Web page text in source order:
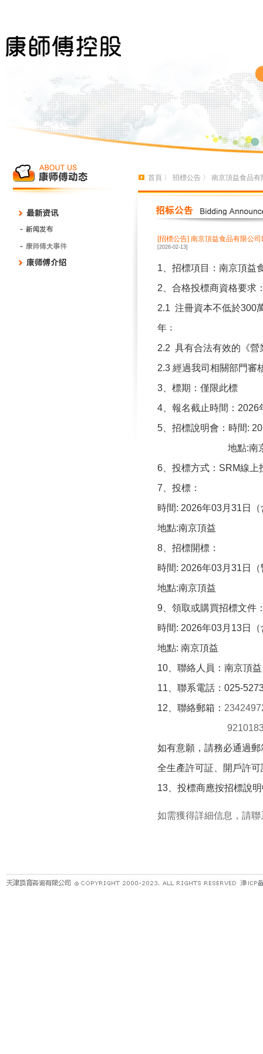
首頁 〉 招標公告 〉 南京頂益食品
[招標公告] 南京頂益食品有限公
[2026-02-13]
1 、招標項目： 南京頂益
2 、合格投標商資格要求
2.1 注冊資本不低於300
年﹔
2.2 具有合法有效的《營
2.3 經過我司相關部門審
3
標期：僅限此標
4 、報名截止時間： 2026
5 、招標說明會：時間:
地點:南
6 、投標方式： SRM線上
7 、投標：
時間: 2026年03月 31 日
地點:南京頂益
8 、招標開標：
時間: 2026年03月 31 日
地點:南京頂益
9 、領取或購買招標文件
時間: 2026年03月 13日
地點: 南京頂益
10 、聯絡人員：南京頂益
11 、聯系電話： 025-
12 、聯絡郵箱：
如有意願，請務必通過
全生產許可証、開戶許可
13 、投標商應按招標說
如需獲得詳細信息，請聯